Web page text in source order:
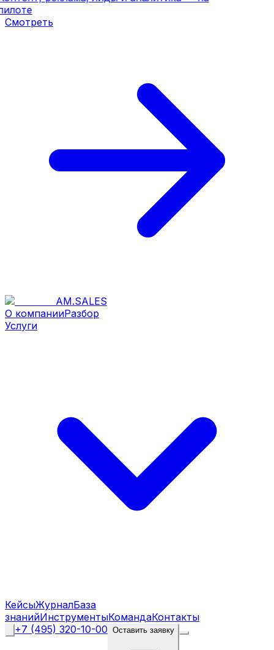
Смотреть
AM.SALES
О компанииРазбор
Услуги
КейсыЖурналБаза
знанийИнструментыКомандаКонтакты
+7 (495) 320-10-00 Оставить заявку